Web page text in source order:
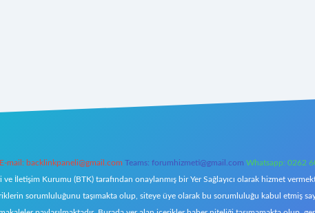
E-mail: backlinkpaneli@gmail.com Teams: forumhizmeti@gmail.com Whatsapp: 0262
İletişim Kurumu (BTK) tarafından onaylanmış bir Yer Sağlayıcı olarak hizmet
sorumluluğunu taşımakta olup, siteye üye olarak bu sorumluluğu kabul etmiş